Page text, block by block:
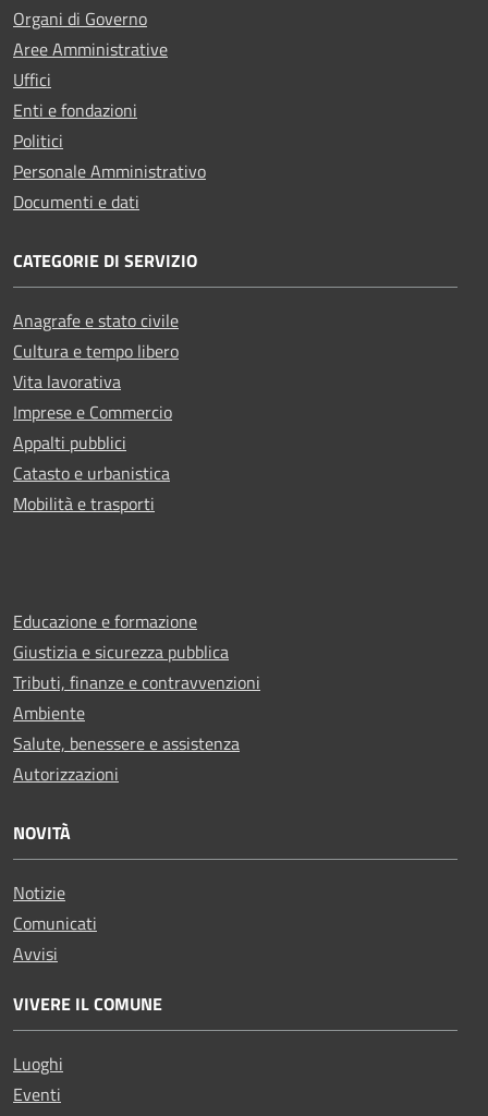
Organi di Governo
Aree Amministrative
Uffici
Enti e fondazioni
Politici
Personale Amministrativo
Documenti e dati
CATEGORIE DI SERVIZIO
Anagrafe e stato civile
Cultura e tempo libero
Vita lavorativa
Imprese e Commercio
Appalti pubblici
Catasto e urbanistica
Mobilità e trasporti
Educazione e formazione
Giustizia e sicurezza pubblica
Tributi, finanze e contravvenzioni
Ambiente
Salute, benessere e assistenza
Autorizzazioni
NOVITÀ
Notizie
Comunicati
Avvisi
VIVERE IL COMUNE
Luoghi
Eventi